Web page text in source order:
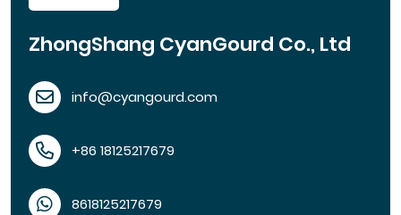
ZhongShang CyanGourd Co., Ltd
info@cyangourd.com
+86 18125217679
8618125217679